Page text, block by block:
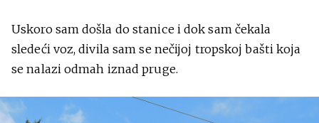
Uskoro sam došla do stanice i dok sam čekala
sledeći voz, divila sam se nečijoj tropskoj bašti koja
se nalazi odmah iznad pruge.